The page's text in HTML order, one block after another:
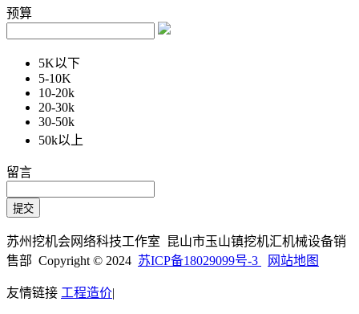
预算
5K以下
5-10K
10-20k
20-30k
30-50k
50k以上
留言
苏州挖机会网络科技工作室 昆山市玉山镇挖机汇机械设备销
售部 Copyright © 2024 苏ICP备18029099号-3 网站地图
友情链接 工程造价|